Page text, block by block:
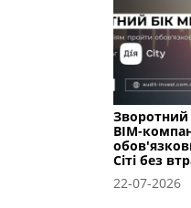
Зворотний
BIM-
Сіті без
22-07-2026